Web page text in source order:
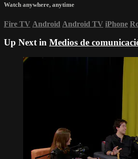
Watch anywhere, anytime
Fire TV Android Android TV iPhone
Up Next in Medios de